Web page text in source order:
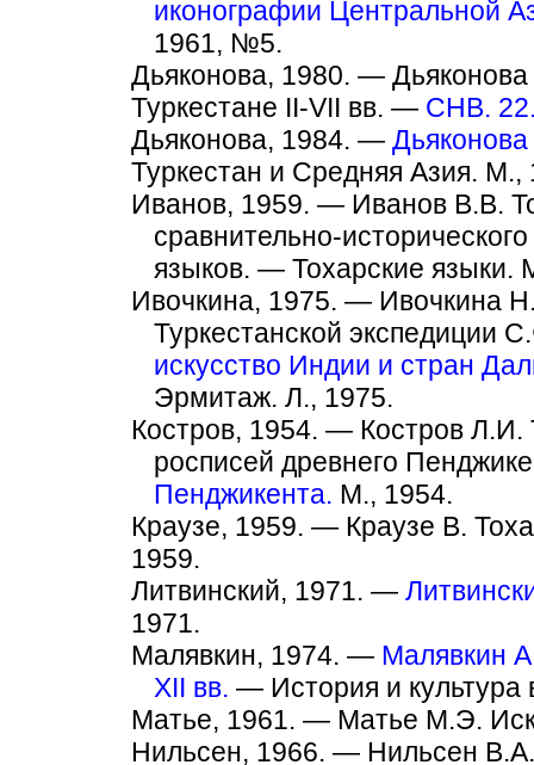
иконографии Центральной
1961, №5.
Дьяконова, 1980. —
Туркестане II-VII вв. — СНВ.
Дьяконова, 1984. —
Туркестан и Средняя Азия. М.,
Иванов, 1959. — Иванов В.В.
сравнительно-
языков. — Тохарские языки.
Ивочкина, 1975. — Ивочкина
Туркестанской экспедиции
искусство Индии и стран
Эрмитаж. Л., 1975.
Костров, 1954. — Костров Л.И.
росписей древнего
Пенджикента. М., 1954.
Краузе, 1959. — Краузе В.
1959.
Литвинский, 1971. —
1971.
Малявкин, 1974. — Малявкин
XII вв. — История и культура
Матье, 1961. — Матье М.Э.
Нильсен, 1966. — Нильсен